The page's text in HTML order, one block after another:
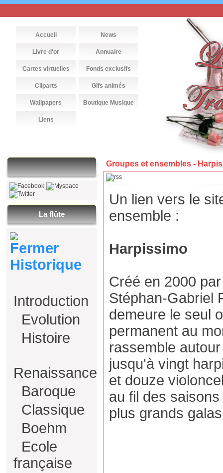
Accueil News
Livre d'or Annuaire
Cartes virtuelles Fonds exclusifs
Cliparts Gifs animés
Wallpapers Boutique Musique
Liens
La flûte
Historique
Introduction
Evolution
Histoire
Renaissance
Baroque
Classique
Boehm
Ecole
française
Groupes et ensembles -
Un lien vers le
ensemble :
Harpissimo
Créé en 2000
Stéphan-Gabriel
demeure le seul
permanent au
rassemble
jusqu'à vingt
et douze
au fil des
plus grands